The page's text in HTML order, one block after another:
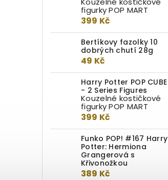
figurky POP MART
399 Kč
Bertíkovy fazolky 10
dobrých chutí 28g
49 Kč
Harry Potter POP CUBE
- 2 Series Figures
Kouzelné kostičkové
figurky POP MART
399 Kč
Funko POP! #167 Harry
Potter: Hermiona
Grangerová s
Křivonožkou
389 Kč
Ječící Mandragora
349 Kč
Detail
Malá krabička obsahuje miniaturu
(8 cm) nezapomenutelné
mandragory v květináči z hodiny...